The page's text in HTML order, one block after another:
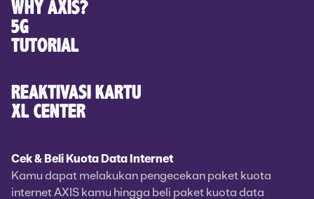
WHY AXIS?
5G
TUTORIAL
REAKTIVASI KARTU
XL CENTER
Cek & Beli Kuota Data Internet
Kamu dapat melakukan pengecekan paket kuota
internet AXIS kamu hingga beli paket kuota data